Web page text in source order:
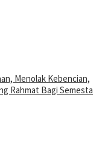
Menolak Kebencian,
Rahmat Bagi Semesta